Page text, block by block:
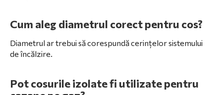
Cum aleg diametrul corect pentru cos?
Diametrul ar trebui să corespundă cerințelor sistemului
de încălzire.
Pot cosurile izolate fi utilizate pentru